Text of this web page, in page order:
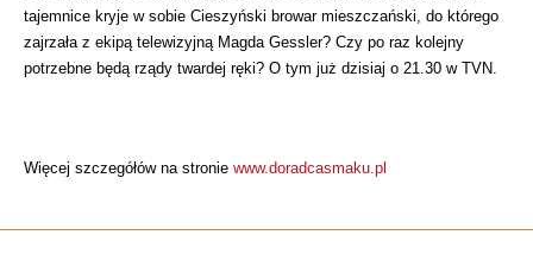
tajemnice kryje w sobie Cieszyński browar mieszczański, do którego
zajrzała z ekipą telewizyjną Magda Gessler? Czy po raz kolejny
potrzebne będą rządy twardej ręki? O tym już dzisiaj o 21.30 w TVN.
Więcej szczegółów na stronie www.doradcasmaku.pl